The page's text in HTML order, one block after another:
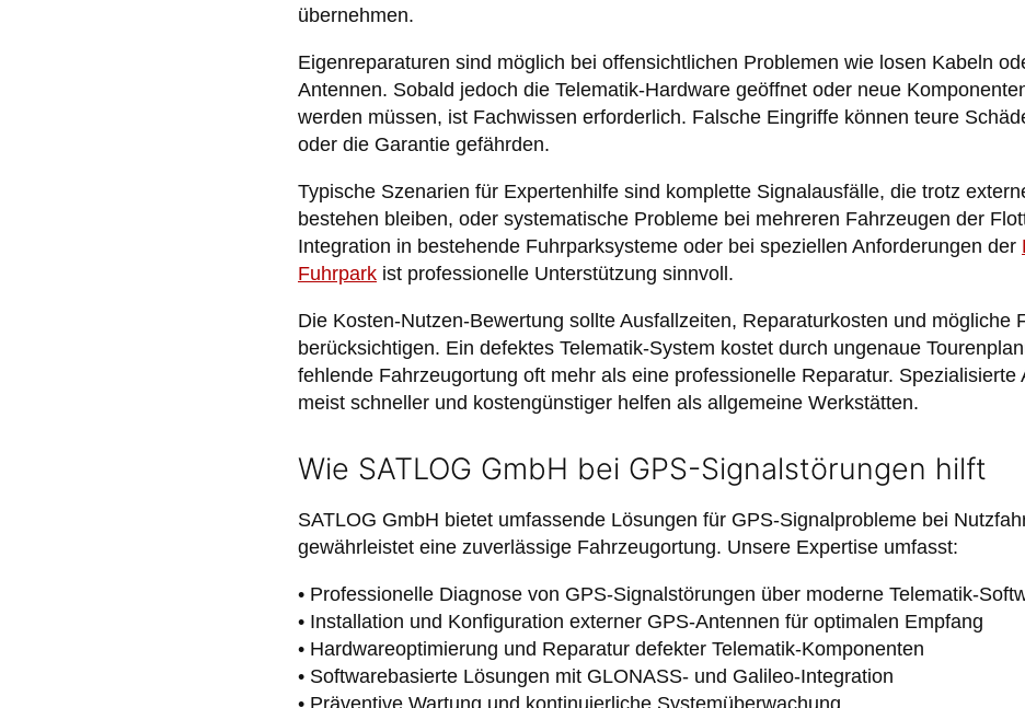
übernehmen.
Eigenreparaturen sind möglich bei offensichtlichen Problemen wie losen Kabeln
Antennen. Sobald jedoch die Telematik-Hardware geöffnet oder neue
werden müssen, ist Fachwissen erforderlich. Falsche Eingriffe können teure
oder die Garantie gefährden.
Typische Szenarien für Expertenhilfe sind komplette Signalausfälle, die trotz
bestehen bleiben, oder systematische Probleme bei mehreren Fahrzeugen der
Integration in bestehende Fuhrparksysteme oder bei speziellen Anforderungen der
Fuhrpark ist professionelle Unterstützung sinnvoll.
Die Kosten-Nutzen-Bewertung sollte Ausfallzeiten, Reparaturkosten und mögliche
berücksichtigen. Ein defektes Telematik-System kostet durch ungenaue
fehlende Fahrzeugortung oft mehr als eine professionelle Reparatur. Spezialisierte
meist schneller und kostengünstiger helfen als allgemeine Werkstätten.
Wie SATLOG GmbH bei GPS-Signalstörungen hilft
SATLOG GmbH bietet umfassende Lösungen für GPS-Signalprobleme bei
gewährleistet eine zuverlässige Fahrzeugortung. Unsere Expertise umfasst:
• Professionelle Diagnose von GPS-Signalstörungen über moderne Telematik-
• Installation und Konfiguration externer GPS-Antennen für optimalen Empfang
• Hardwareoptimierung und Reparatur defekter Telematik-Komponenten
• Softwarebasierte Lösungen mit GLONASS- und Galileo-Integration